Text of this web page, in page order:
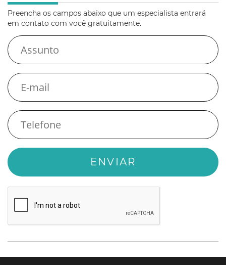
Preencha os campos abaixo que um especialista entrará
em contato com você gratuitamente.